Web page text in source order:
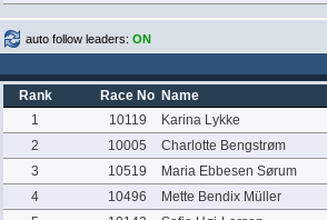
auto follow leaders: ON
Rank Race No Name
1
10119
Karina Lykke
2
10005
Charlotte Bengstrøm
3
10519
Maria Ebbesen Sørum
4
10496
Mette Bendix Müller